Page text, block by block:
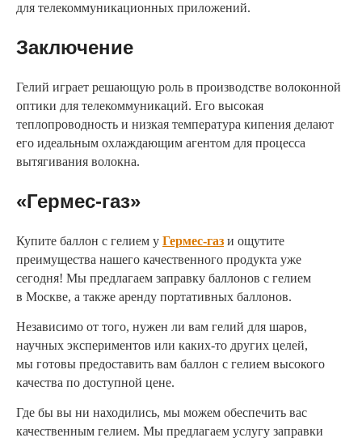
для телекоммуникационных приложений.
Заключение
Гелий играет решающую роль в производстве волоконной
оптики для телекоммуникаций. Его высокая
теплопроводность и низкая температура кипения делают
его идеальным охлаждающим агентом для процесса
вытягивания волокна.
«Гермес-газ»
Купите баллон с гелием у Гермес-газ и ощутите
преимущества нашего качественного продукта уже
сегодня! Мы предлагаем заправку баллонов с гелием
в Москве, а также аренду портативных баллонов.
Независимо от того, нужен ли вам гелий для шаров,
научных экспериментов или каких-то других целей,
мы готовы предоставить вам баллон с гелием высокого
качества по доступной цене.
Где бы вы ни находились, мы можем обеспечить вас
качественным гелием. Мы предлагаем услугу заправки